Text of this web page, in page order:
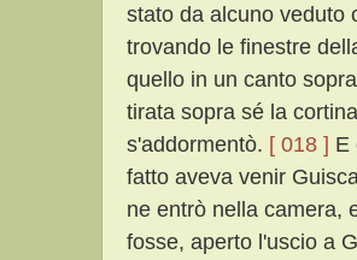
stato da alcuno veduto
trovando le finestre
quello in un canto
tirata sopra sé la
s'addormentò. [ 018 ] E
fatto aveva venir
ne entrò nella camera,
fosse, aperto l'uscio a